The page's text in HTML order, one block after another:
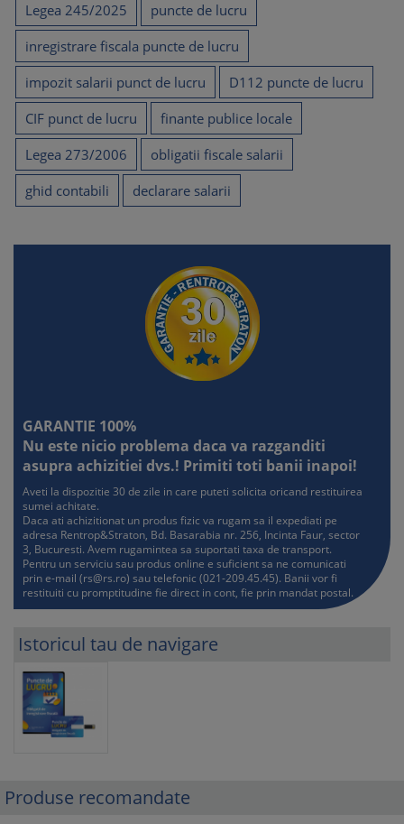
30. Diferentierea dintre activitatea proprie si activitatea
desfasurata la client
31. Actualizarea codului CAEN si depunerea Declaratiei 060
in lipsa codului vechi
32. Obligatia actualizarii codului CAEN la ONRC conform
CAEN Rev. 3
33. Procedura de actualizare a codului CAEN la ONRC si
corelarea cu inregistrarea fiscala
34. Punct de lucru PFA fara angajati. Fara obligatii fiscale
35. Declarare punct de lucru
Legea 245/2025
puncte de lucru
inregistrare fiscala puncte de lucru
impozit salarii punct de lucru
D112 puncte de lucru
CIF punct de lucru
finante publice locale
Legea 273/2006
obligatii fiscale salarii
ghid contabili
declarare salarii
GARANTIE 100%
Nu este nicio problema daca va razganditi
asupra achizitiei dvs.! Primiti toti banii inapoi!
Aveti la dispozitie 30 de zile in care puteti solicita oricand restituirea
sumei achitate.
Daca ati achizitionat un produs fizic va rugam sa il expediati pe
adresa Rentrop&Straton, Bd. Basarabia nr. 256, Incinta Faur, sector
3, Bucuresti. Avem rugamintea sa suportati taxa de transport.
Pentru un serviciu sau produs online e suficient sa ne comunicati
prin e-mail (rs@rs.ro) sau telefonic (021-209.45.45). Banii vor fi
restituiti cu promptitudine fie direct in cont, fie prin mandat postal.
Istoricul tau de navigare
Produse recomandate